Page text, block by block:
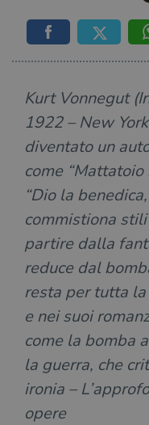
Kurt Vonnegut
1922 – New
diventato un
come “Mattatoio
“Dio la
commistiona
partire dalla
reduce dal
resta per tutta
e nei suoi
come la bomba
la guerra, che
ironia –
opere